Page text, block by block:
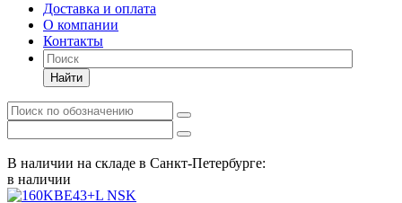
Доставка и оплата
О компании
Контакты
Найти
В наличии на складе в Санкт-Петербурге:
в наличии